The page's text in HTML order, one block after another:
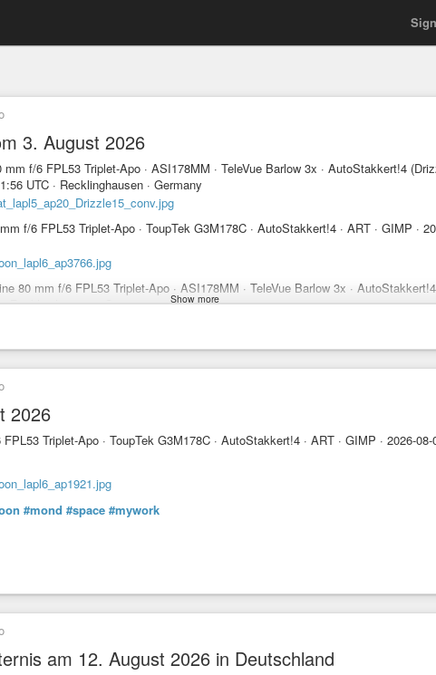
3. August 2026
f/6 FPL53 Triplet-Apo · ASI178MM · TeleVue Barlow 3x · AutoStakkert!4
UTC · Recklinghausen · Germany
f/6 FPL53 Triplet-Apo · ToupTek G3M178C · AutoStakkert!4 · ART · GIMP ·
80 mm f/6 FPL53 Triplet-Apo · ASI178MM · TeleVue Barlow 3x ·
Recklinghausen · Germany
#astronomy #astrofotografie #astrophography #space #mywork
Show more
2026
Triplet-Apo · ToupTek G3M178C · AutoStakkert!4 · ART · GIMP · 2026-08-
#mond #space #mywork
am 12. August 2026 in Deutschland